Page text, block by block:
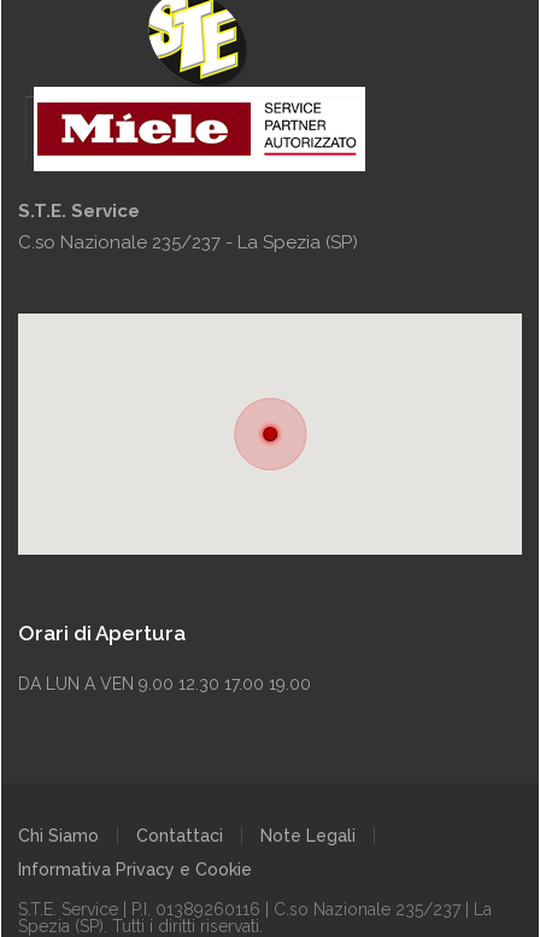
S.T.E. Service
C.so Nazionale 235/237 - La Spezia (SP)
Orari di Apertura
DA LUN A VEN 9.00 12.30 17.00 19.00
Chi Siamo Contattaci
Note Legali
Informativa Privacy e Cookie
S.T.E. Service | P.I. 01389260116 | C.so Nazionale 235/237 | La
Spezia (SP) . Tutti i diritti riservati.